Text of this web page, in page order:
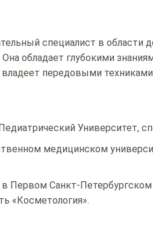
специалист в области
обладает глубокими
передовыми
Университет,
медицинском
Первом Санкт-
«Косметология».